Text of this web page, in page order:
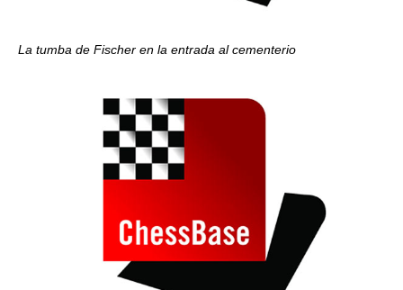
La tumba de Fischer en la entrada al cementerio